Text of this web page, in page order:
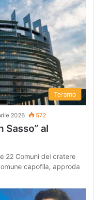
Teramo
2026 572
Sasso” al
22 Comuni del cratere
capofila, approda